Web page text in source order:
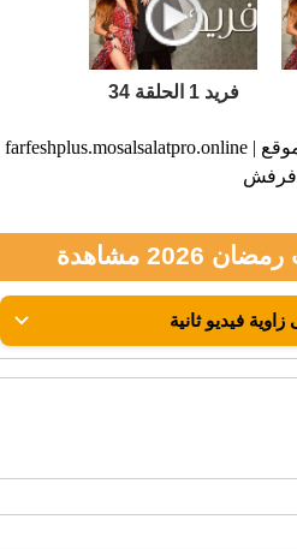
فريد 1 الحلقة 34
farfeshplus.mosalsalatpro.online | مسلسل فريد 1 الحلقة 35 في موقع
فرفش